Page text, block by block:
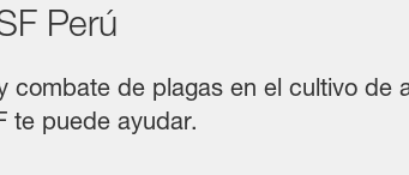
Perú
combate de plagas en el cultivo de
te puede ayudar.